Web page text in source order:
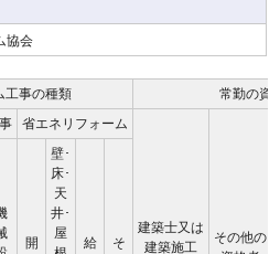
協会
工事の種類 常勤の資
省エネリフォーム
建築士又は
建築施工
その他の
開
壁･
床･
天
井･
屋
給
そ